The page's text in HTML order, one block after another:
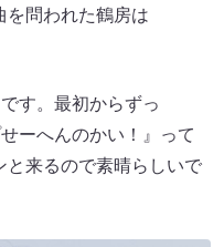
を問われた鶴房は
す。最初からずっ
ーへんのかい！』って
と来るので素晴らしいで